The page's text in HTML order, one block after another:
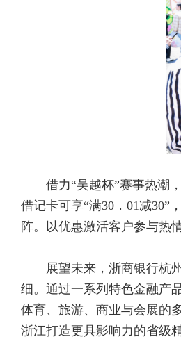
借力“吴越杯”赛事热潮
借记卡可享“满30．01减30”
阵。以优惠激活客户参与热
展望未来，浙商银行杭
细。通过一系列特色金融产
体育、旅游、商业与会展的
浙江打造更具影响力的省级